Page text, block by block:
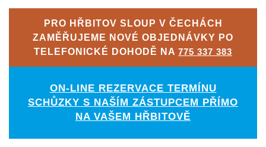
PRO HŘBITOV SLOUP V ČECHÁCH
ZAMĚŘUJEME NOVÉ OBJEDNÁVKY PO
TELEFONICKÉ DOHODĚ NA 775 337 383
ON-LINE REZERVACE TERMÍNU
SCHŮZKY S NAŠÍM ZÁSTUPCEM PŘÍMO
NA VAŠEM HŘBITOVĚ